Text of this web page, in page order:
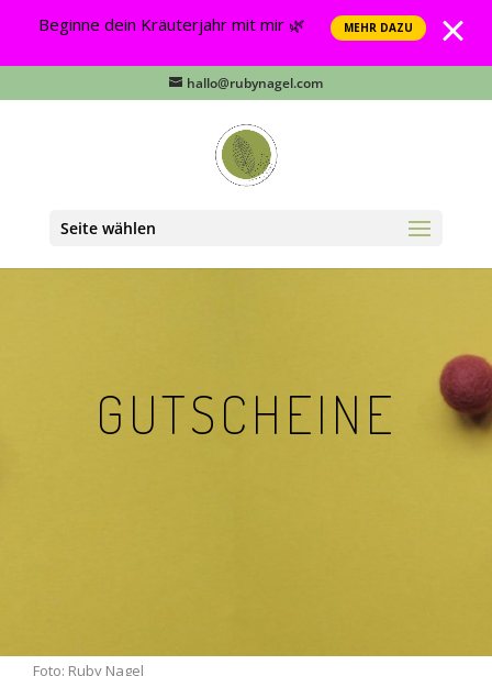
Beginne dein Kräuterjahr mit mir 🌿 MEHR DAZU
hallo@rubynagel.com
Seite wählen
GUTSCHEINE
Foto: Ruby Nagel